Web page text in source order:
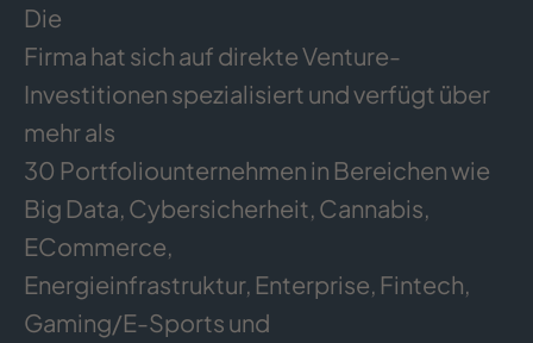
Die
Firma hat sich auf direkte Venture-
Investitionen spezialisiert und verfügt über
mehr als
30 Portfoliounternehmen in Bereichen wie
Big Data, Cybersicherheit, Cannabis,
ECommerce,
Energieinfrastruktur, Enterprise, Fintech,
Gaming/E-Sports und